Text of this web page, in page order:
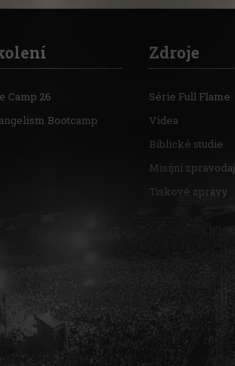
Camp 26
Bootcamp
Zdroje
Série Full Flame
Videa
Biblické studie
Misijní zpravodaj
Tiskové zprávy